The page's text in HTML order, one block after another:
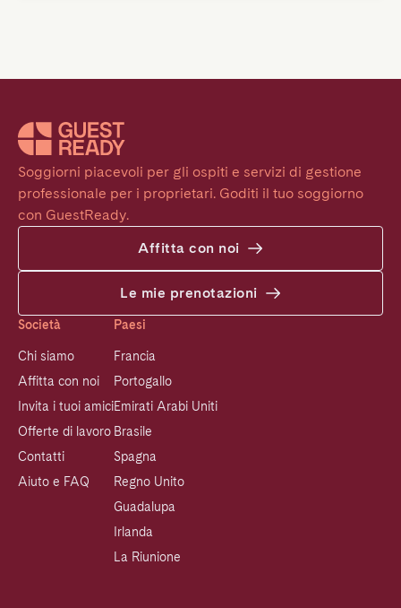
Soggiorni piacevoli per gli ospiti e servizi di gestione
professionale per i proprietari. Goditi il tuo soggiorno
con GuestReady.
Affitta con noi
Le mie prenotazioni
Società
Chi siamo
Affitta con noi
Invita i tuoi amici
Offerte di lavoro
Contatti
Aiuto e FAQ
Paesi
Francia
Portogallo
Emirati Arabi Uniti
Brasile
Spagna
Regno Unito
Guadalupa
Irlanda
La Riunione